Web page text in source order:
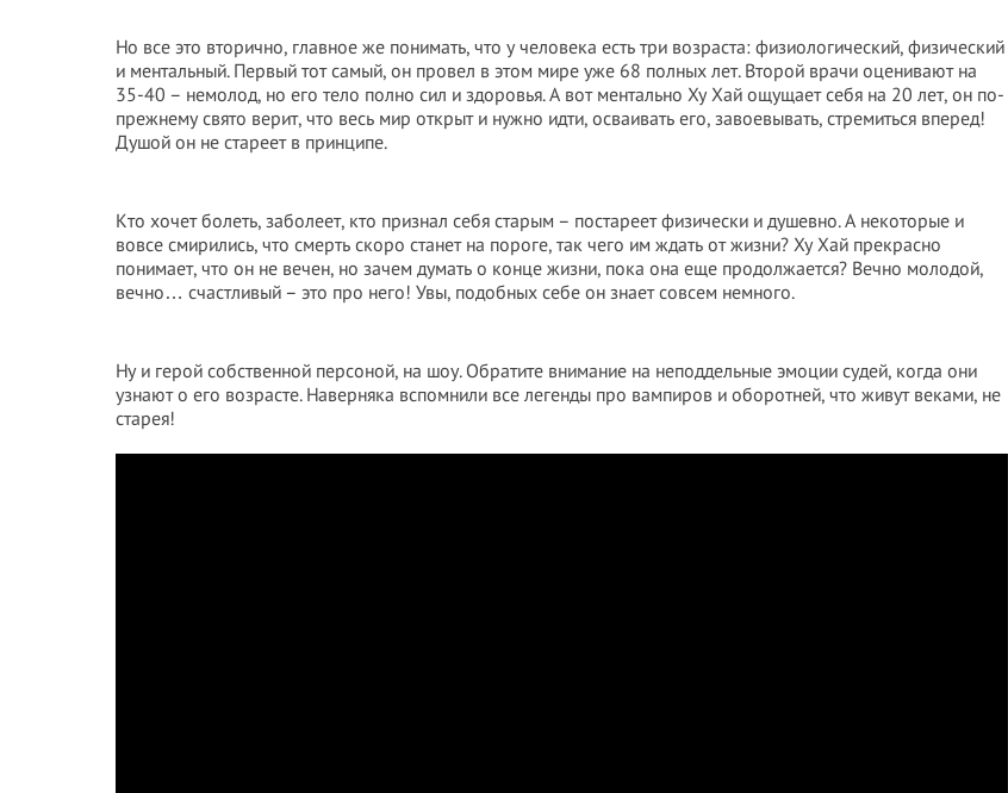
Но все это вторично, главное же понимать, что у человека есть три возраста: физиологический, физический
и ментальный. Первый тот самый, он провел в этом мире уже 68 полных лет. Второй врачи оценивают на
35-40 – немолод, но его тело полно сил и здоровья. А вот ментально Ху Хай ощущает себя на 20 лет, он по-
прежнему свято верит, что весь мир открыт и нужно идти, осваивать его, завоевывать, стремиться вперед!
Душой он не стареет в принципе.
Кто хочет болеть, заболеет, кто признал себя старым – постареет физически и душевно. А некоторые и
вовсе смирились, что смерть скоро станет на пороге, так чего им ждать от жизни? Ху Хай прекрасно
понимает, что он не вечен, но зачем думать о конце жизни, пока она еще продолжается? Вечно молодой,
вечно… счастливый – это про него! Увы, подобных себе он знает совсем немного.
Ну и герой собственной персоной, на шоу. Обратите внимание на неподдельные эмоции судей, когда они
узнают о его возрасте. Наверняка вспомнили все легенды про вампиров и оборотней, что живут веками, не
старея!